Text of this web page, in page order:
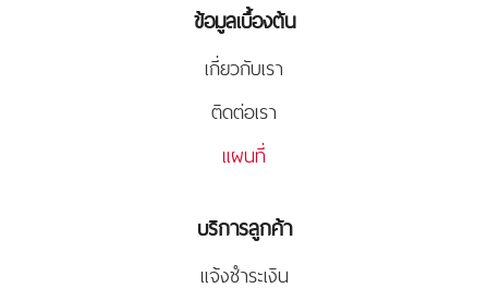
ข้อมูลเบื้องต้น
เกี่ยวกับเรา
ติดต่อเรา
แผนที่
บริการลูกค้า
แจ้งชำระเงิน